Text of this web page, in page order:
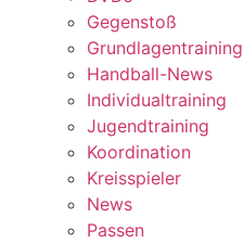
Gegenstoß
Grundlagentraining
Handball-News
Individualtraining
Jugendtraining
Koordination
Kreisspieler
News
Passen